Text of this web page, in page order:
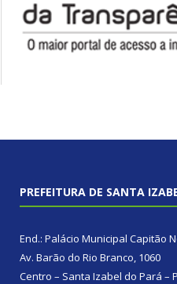
PREFEITURA DE SANTA
End.: Palácio Municipal Capitão
Av. Barão do Rio Branco, 1060
Centro – Santa Izabel do Pará –